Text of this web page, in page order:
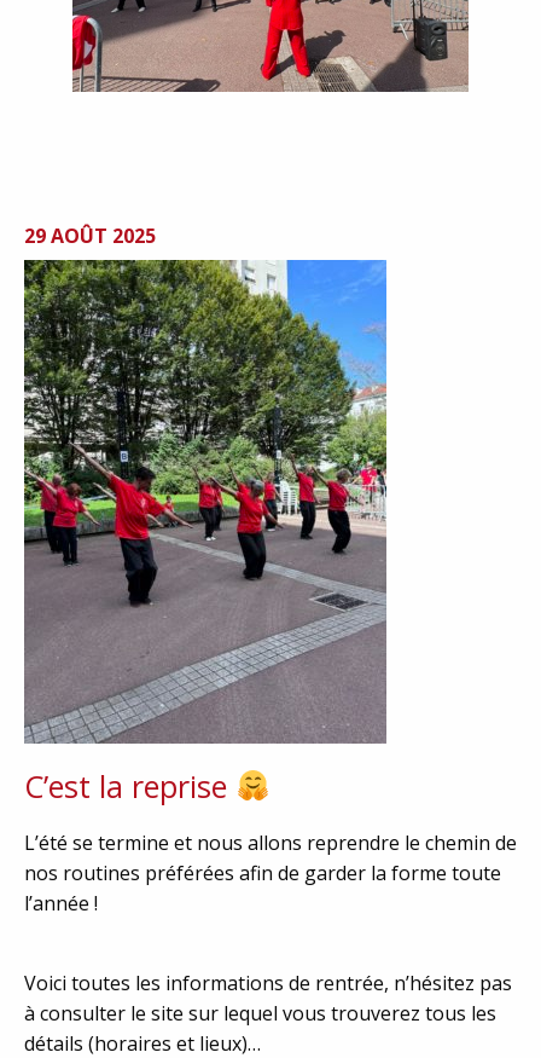
29 AOÛT 2025
C’est la reprise
L’été se termine et nous allons reprendre le chemin de
nos routines préférées afin de garder la forme toute
l’année !
Voici toutes les informations de rentrée, n’hésitez pas
à consulter le site sur lequel vous trouverez tous les
détails (horaires et lieux)…